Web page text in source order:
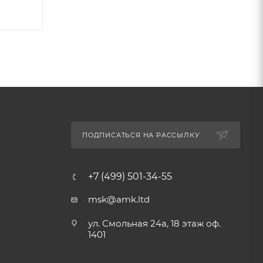
ПОДПИСАТЬСЯ НА РАССЫЛКУ
+7 (499) 501-34-55
msk@amk.ltd
ул. Смольная 24а, 18 этаж оф.
1401